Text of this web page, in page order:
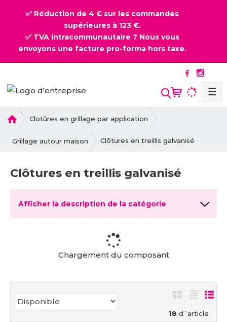
✅ Réduction de 4 € sur les commandes
supérieures à 123 €.
✅ TVA intracommunautaire ? Nous vous
envoyons une facture pro-forma hors taxe.
☰
p
e
a
c
Clotûres en grillage par application
Grillage autour maison Clôtures en treillis galvanisé
Clôtures en treillis galvanisé
Afficher la description de la catégorie
Chargement du composant
18 d´article